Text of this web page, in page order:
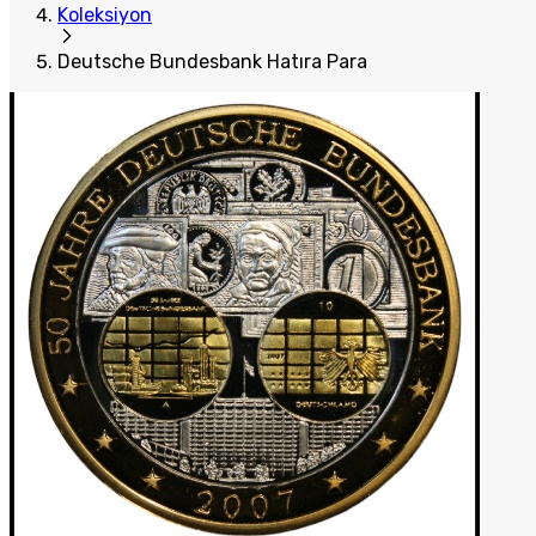
Koleksiyon
Deutsche Bundesbank Hatıra Para